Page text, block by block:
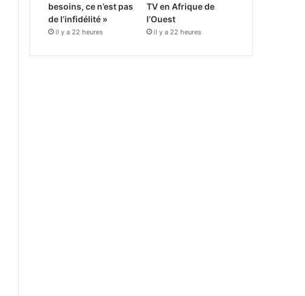
besoins, ce n’est pas
de l’infidélité »
il y a 22 heures
TV en Afrique de
l’Ouest
il y a 22 heures